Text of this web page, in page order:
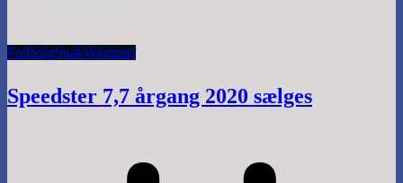
FoilSalgSnakWindsurf
Speedster 7,7 årgang 2020 sælges